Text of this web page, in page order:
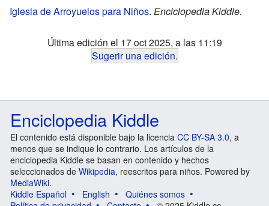
Iglesia de Arroyuelos para Niños. Enciclopedia Kiddle.
Última edición el 17 oct 2025, a las 11:19
Sugerir una edición.
Enciclopedia Kiddle
El contenido está disponible bajo la licencia CC BY-SA 3.0, a
menos que se indique lo contrario. Los artículos de la
enciclopedia Kiddle se basan en contenido y hechos
seleccionados de Wikipedia, reescritos para niños. Powered by
MediaWiki.
Kiddle Español
English
Quiénes somos